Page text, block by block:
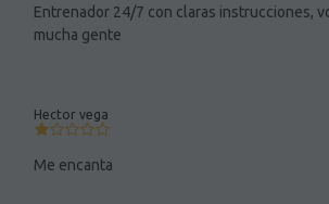
Entrenador 24/7 con claras instrucciones,
mucha gente
Hector vega
Me encanta